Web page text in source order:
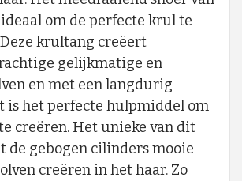
om de perfecte krul te
krultang creëert
gelijkmatige en
en met een langdurig
is het perfecte hulpmiddel om
creëren. Het unieke van dit
de gebogen cilinders mooie
creëren in het haar. Zo